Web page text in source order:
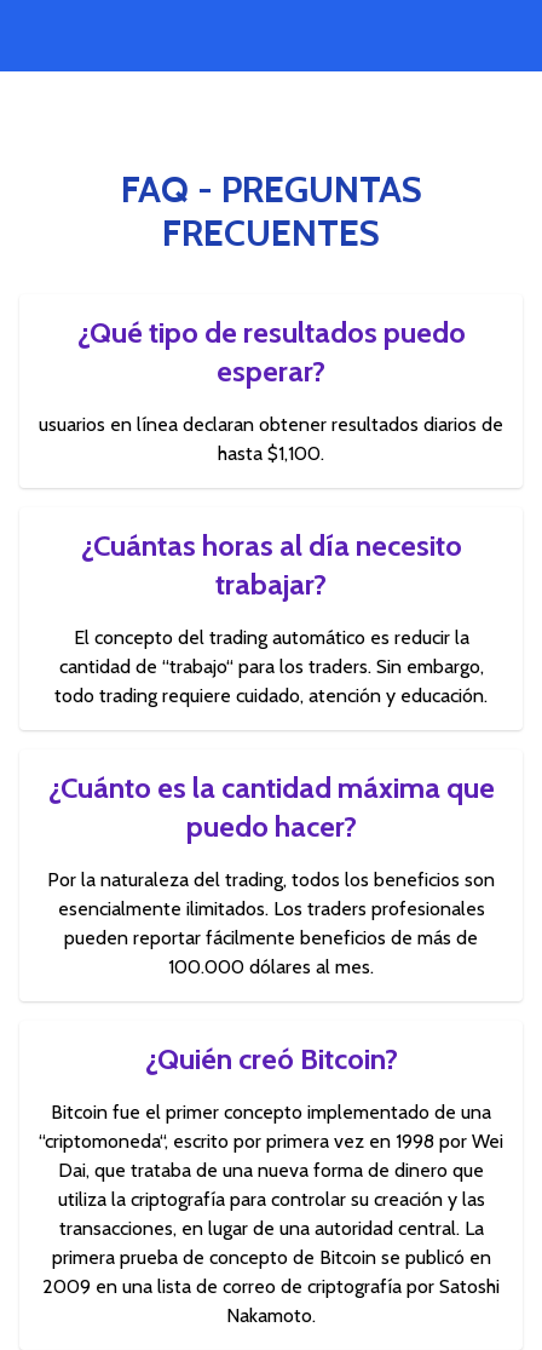
FAQ - PREGUNTAS
FRECUENTES
¿Qué tipo de resultados puedo
esperar?
usuarios en línea declaran obtener resultados diarios de
hasta $1,100.
¿Cuántas horas al día necesito
trabajar?
El concepto del trading automático es reducir la
cantidad de “trabajo“ para los traders. Sin embargo,
todo trading requiere cuidado, atención y educación.
¿Cuánto es la cantidad máxima que
puedo hacer?
Por la naturaleza del trading, todos los beneficios son
esencialmente ilimitados. Los traders profesionales
pueden reportar fácilmente beneficios de más de
100.000 dólares al mes.
¿Quién creó Bitcoin?
Bitcoin fue el primer concepto implementado de una
“criptomoneda“, escrito por primera vez en 1998 por Wei
Dai, que trataba de una nueva forma de dinero que
utiliza la criptografía para controlar su creación y las
transacciones, en lugar de una autoridad central. La
primera prueba de concepto de Bitcoin se publicó en
2009 en una lista de correo de criptografía por Satoshi
Nakamoto.